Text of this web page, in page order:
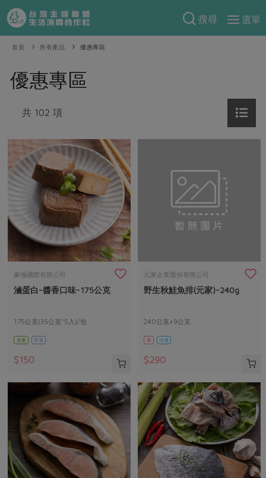
搜尋
選單
產品分類
當季蔬果
一籃菜
芽苗類
奶蛋豆・五穀
肉品・水產
水畜加工品
調理食材・點心
調味醬料/南北貨 烘焙
居家好物
美妝保養 個人清潔
家庭清潔 織品
食譜料理
肉食
海鮮
蔬食
蛋料理
料理方式
醬料
湯品．鍋物
涼拌沙拉
飲品
主題食譜
把最好的台灣味帶回家！
防災用品預購圓滿結束
2026年端午節預購圓滿結束
更多預購活動
當季產品
合作25-經典快閃最後一週
合作25-精選產品第三彈
更多當季產品
議題活動
主婦聯盟X樂齡網特約優惠案
30%rPET紅烏龍茶
2024農業發展計畫年度報告
更多議題活動
觀點文章
主婦食堂 一籃菜真心話
社內大小事 合作聯合國
產品故事
樂齡生活
廚房瑜伽
減硝酸鹽
減塑減廢
公益金 食農教育
更多議題
生活者e週報
關於合作社
認識合作社
關於我們
合作社組織
員工與求才
自主把關
檢驗報告
硝酸鹽檢驗
社員權益
合作社法規
社務專區
選舉專區
重要公告
首頁 所有產品 優惠專區
優惠專區
共 102 項
豪瀚國際有限公司
滷蛋白-醬香口味-175公克
175公克(35公克*5入)/包
蛋素 常溫
$150
元家企業股份有限公司
野生秋鮭魚排(元家)-240g
240公克±9公克
葷 冷凍
$290